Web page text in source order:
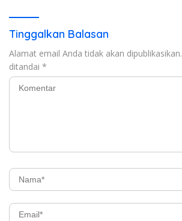
Tinggalkan Balasan
Alamat email Anda tidak akan dipublikasikan.
ditandai *